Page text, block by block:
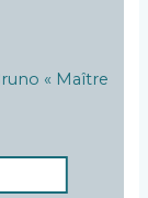
« Maître